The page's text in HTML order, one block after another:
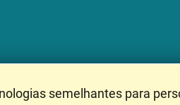
semelhantes para